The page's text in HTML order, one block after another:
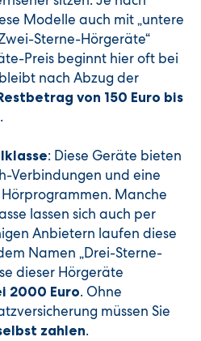
Modelle auch mit „untere
Sterne-Hörgeräte“
Preis beginnt hier oft bei
nach Abzug der
von 150 Euro bis
: Diese Geräte bieten
Verbindungen und eine
Manche
lassen sich auch per
Anbietern laufen diese
Namen „Drei-Sterne-
dieser Hörgeräte
2000 Euro. Ohne
müssen Sie
zahlen.